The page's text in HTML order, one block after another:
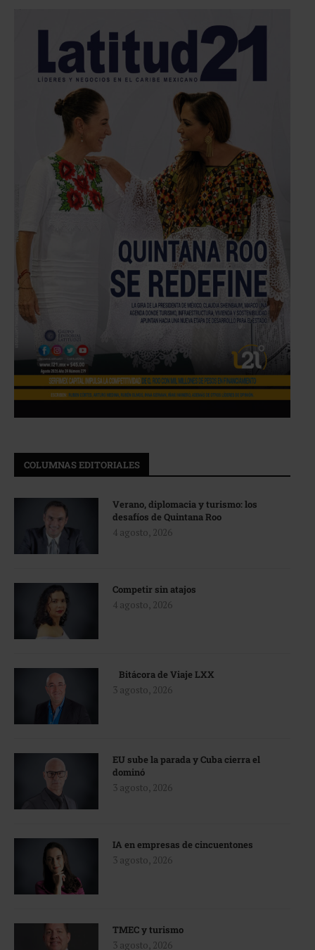
COLUMNAS EDITORIALES
Verano, diplomacia y turismo: los
desafíos de Quintana Roo
4 agosto, 2026
Competir sin atajos
4 agosto, 2026
Bitácora de Viaje LXX
3 agosto, 2026
EU sube la parada y Cuba cierra el
dominó
3 agosto, 2026
IA en empresas de cincuentones
3 agosto, 2026
TMEC y turismo
3 agosto, 2026